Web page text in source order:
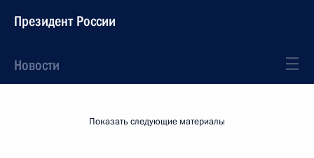
Президент России
Новости
Показать следующие материалы